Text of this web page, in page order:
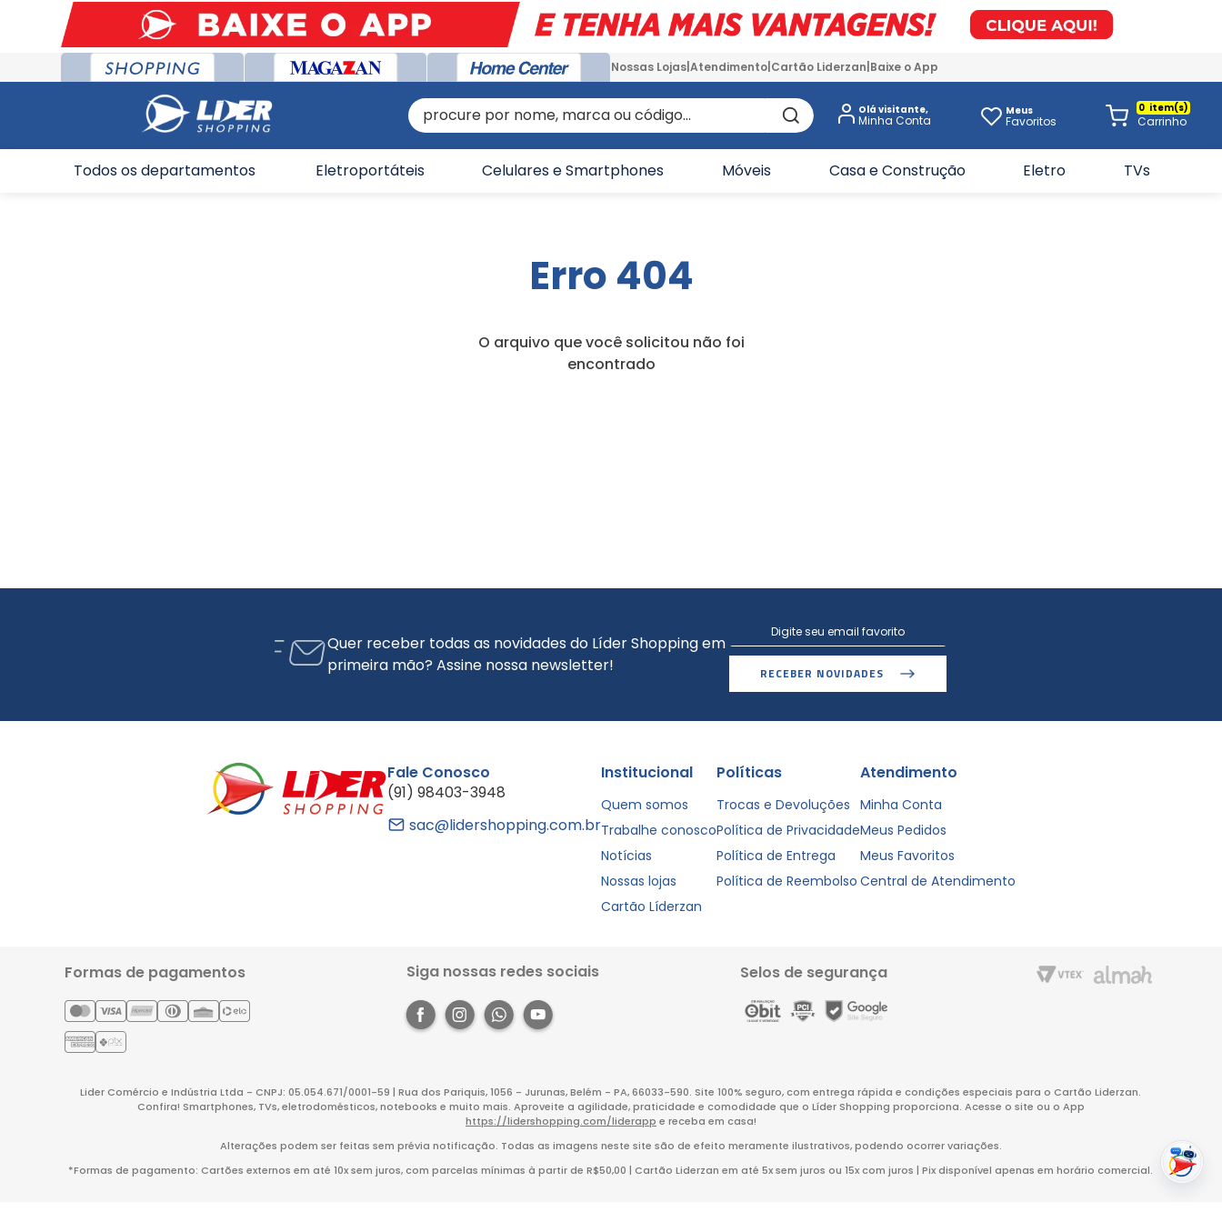
Nossas Lojas Atendimento Cartão Liderzan Baixe o App
procure por nome, marca ou código... Olá visitante, Meus
Favoritos
0
Todos os departamentos Eletroportáteis Celulares e Smartphones Móveis Casa e Construção Eletro TVs
Erro 404
O arquivo que você solicitou não foi
encontrado
Quer receber todas as novidades do Líder Shopping em
primeira mão? Assine nossa newsletter!
RECEBER NOVIDADES
Fale Conosco
(91) 98403-3948
sac@lidershopping.com.br
Institucional
Quem somos
Trabalhe conosco
Notícias
Nossas lojas
Cartão Líderzan
Políticas
Trocas e Devoluções
Política de Privacidade
Política de Entrega
Política de Reembolso
Atendimento
Minha Conta
Meus Pedidos
Meus Favoritos
Central de Atendimento
Formas de pagamentos Siga nossas redes sociais Selos de segurança
Lider Comércio e Indústria Ltda - CNPJ: 05.054.671/0001-59 | Rua dos Pariquis, 1056 - Jurunas, Belém - PA, 66033-590. Site 100% seguro, com entrega rápida e condições especiais para o Cartão Liderzan.
Confira! Smartphones, TVs, eletrodomésticos, notebooks e muito mais. Aproveite a agilidade, praticidade e comodidade que o Líder Shopping proporciona. Acesse o site ou o App
https://lidershopping.com/liderapp e receba em casa!
Alterações podem ser feitas sem prévia notificação. Todas as imagens neste site são de efeito meramente ilustrativos, podendo ocorrer variações.
*Formas de pagamento: Cartões externos em até 10x sem juros, com parcelas mínimas à partir de R$50,00 | Cartão Liderzan em até 5x sem juros ou 15x com juros | Pix disponível apenas em horário comercial.